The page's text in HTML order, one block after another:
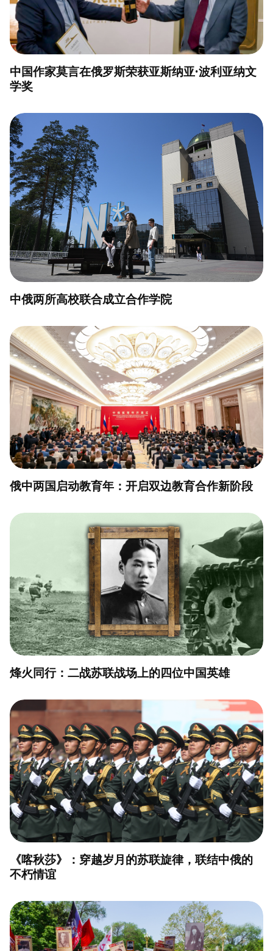
中国作家莫言在俄罗斯荣获亚斯纳亚·波利亚纳文
学奖
中俄两所高校联合成立合作学院
俄中两国启动教育年：开启双边教育合作新阶段
烽火同行：二战苏联战场上的四位中国英雄
《喀秋莎》：穿越岁月的苏联旋律，联结中俄的
不朽情谊